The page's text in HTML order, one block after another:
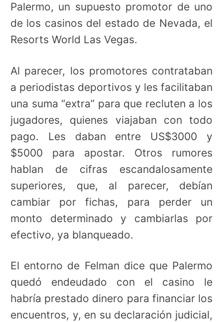
Palermo, un supuesto promotor de uno
de los casinos del estado de Nevada, el
Resorts World Las Vegas.
Al parecer, los promotores contrataban
a periodistas deportivos y les facilitaban
una suma “extra” para que recluten a los
jugadores, quienes viajaban con todo
pago. Les daban entre US$3000 y
$5000 para apostar. Otros rumores
hablan de cifras escandalosamente
superiores, que, al parecer, debían
cambiar por fichas, para perder un
monto determinado y cambiarlas por
efectivo, ya blanqueado.
El entorno de Felman dice que Palermo
quedó endeudado con el casino le
habría prestado dinero para financiar los
encuentros, y, en su declaración judicial,